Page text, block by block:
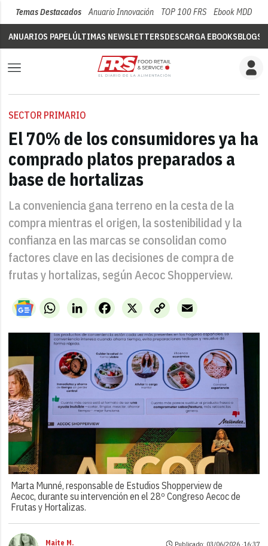
Temas Destacados Anuario Innovación TOP 100 FRS Ebook MDD
ANUARIOS PAPELÚLTIMAS NEWSLETTERSDESCARGA EBOOKSBLOGS
SECTOR PRIMARIO
El 70% de los consumidores ya ha
comprado platos preparados a
base de hortalizas
La conveniencia gana terreno en la cesta de la
compra mientras el origen, la sostenibilidad y la
confianza en las marcas se consolidan como
factores clave en las decisiones de compra de
frutas y hortalizas, según Aecoc Shopperview.
WhatsAppLinkedIn X
Facebook
Copy
Link
Email
Marta Munné, responsable de Estudios Shopperview de
Aecoc, durante su intervención en el 28º Congreso Aecoc de
Frutas y Hortalizas.
Maite M.
Publicado: 03/06/2026 ·16:37